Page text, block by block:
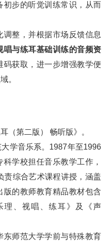
初步的听觉训练常识，从而
整，并根据市场反馈信息
唱与练耳基础训练的音频资
码获取，进一步增强教学便
。
（第二版） 畅听版》。
学音乐系。1987年至1996
学校担任音乐教学工作，
责综合艺术课程讲授，涵盖
的教师教育精品教材包含
理、视唱、练耳》及《声
东师范大学学前与特殊教育